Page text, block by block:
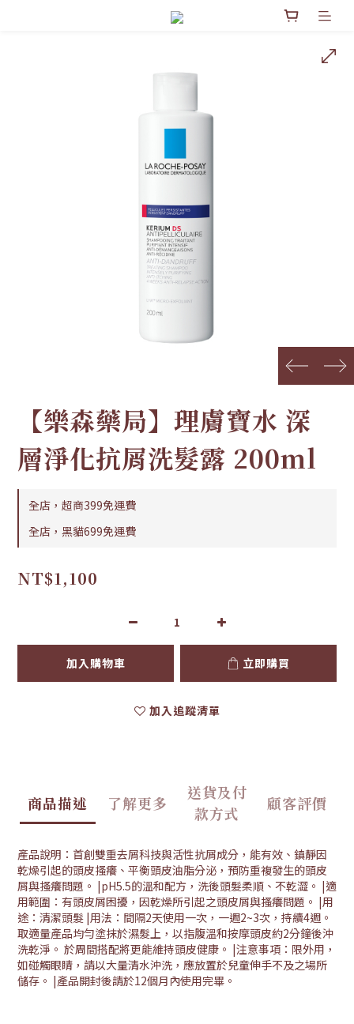
prev next
【樂森藥局】理膚寶水 深
層淨化抗屑洗髮露 200ml
全店，超商399免運費
全店，黑貓699免運費
NT$1,100
加入購物車 立即購買
加入追蹤清單
商品描述 了解更多
送貨及付
款方式
顧客評價
產品說明：首創雙重去屑科技與活性抗屑成分，能有效、鎮靜因
乾燥引起的頭皮搔癢、平衡頭皮油脂分泌，預防重複發生的頭皮
屑與搔癢問題。 |pH5.5的溫和配方，洗後頭髮柔順、不乾澀。 |適
用範圍：有頭皮屑困擾，因乾燥所引起之頭皮屑與搔癢問題。 |用
途：清潔頭髮 |用法：間隔2天使用一次，一週2~3次，持續4週。
取適量產品均勻塗抹於濕髮上，以指腹溫和按摩頭皮約2分鐘後沖
洗乾淨。 於周間搭配將更能維持頭皮健康。 |注意事項：限外用，
如碰觸眼睛，請以大量清水沖洗，應放置於兒童伸手不及之場所
儲存。 |產品開封後請於12個月內使用完畢。